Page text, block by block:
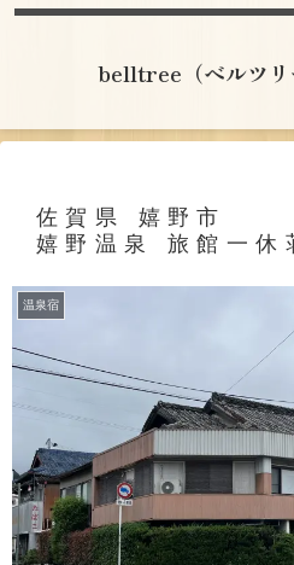
belltree（ベルツリ
佐賀県 嬉野市
嬉野温泉 旅館一休
温泉宿